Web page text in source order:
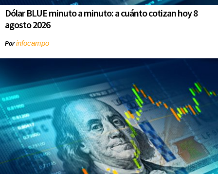
Dólar BLUE minuto a minuto: a cuánto cotizan hoy 8
agosto 2026
Porinfocampo